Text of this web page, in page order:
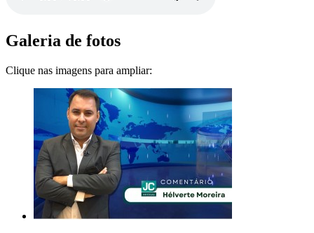
Galeria de fotos
Clique nas imagens para ampliar: